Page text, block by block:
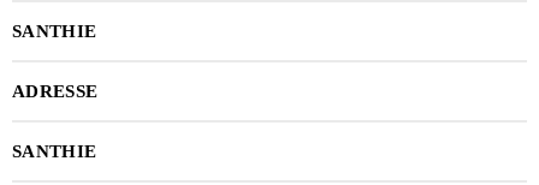
SANTHIE
ADRESSE
SANTHIE